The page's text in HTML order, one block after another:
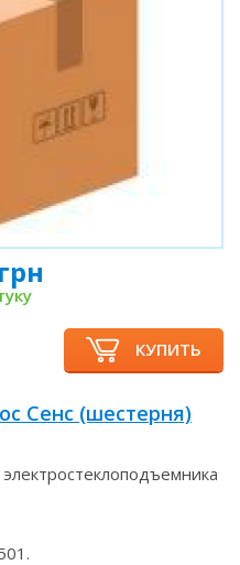
КУПИТЬ
Сенс (шестерня)